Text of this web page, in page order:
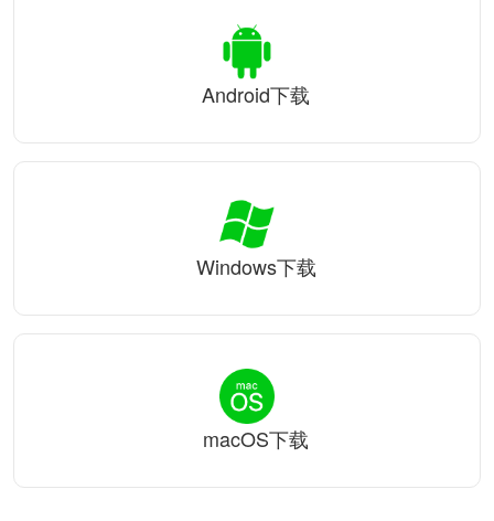
Android下载
Windows下载
macOS下载